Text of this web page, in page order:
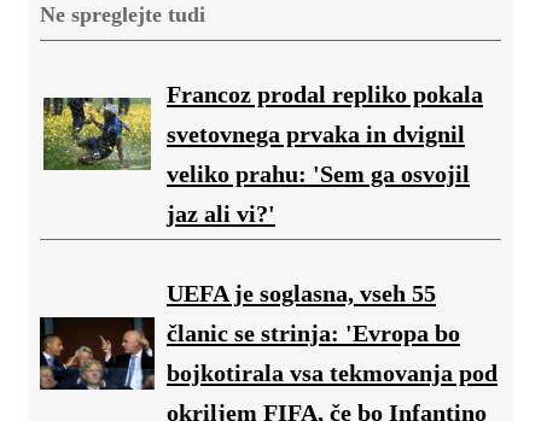
Ne spreglejte tudi
Francoz prodal repliko pokala
svetovnega prvaka in dvignil
veliko prahu: 'Sem ga osvojil
jaz ali vi?'
UEFA je soglasna, vseh 55
članic se strinja: 'Evropa bo
bojkotirala vsa tekmovanja pod
okriljem FIFA, če bo Infantino